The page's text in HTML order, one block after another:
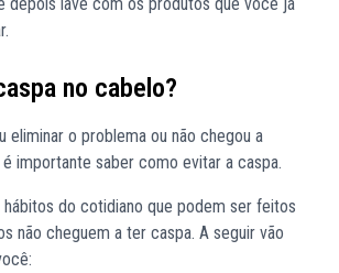
no cabelo?
eliminar o problema ou não chegou a
importante saber como evitar a caspa.
do cotidiano que podem ser feitos
não cheguem a ter caspa. A seguir vão